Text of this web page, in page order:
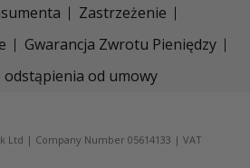
Zastrzeżenie
Gwarancja Zwrotu Pieniędzy
odstąpienia od umowy
Ltd | Company Number 05614133 | VAT